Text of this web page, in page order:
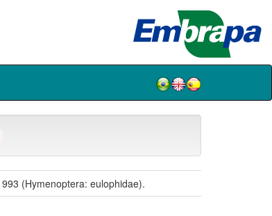
(Hymenoptera: eulophidae).